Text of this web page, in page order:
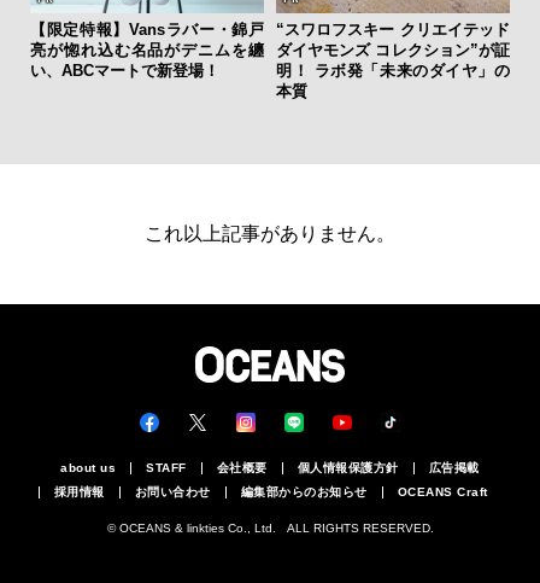
【限定特報】Vansラバー・錦戸
亮が惚れ込む名品がデニムを纏
い、ABCマートで新登場！
“スワロフスキー クリエイテッド
ダイヤモンズ コレクション”が証
明！ ラボ発「未来のダイヤ」の
本質
これ以上記事がありません。
about us STAFF 会社概要 個人情報保護方針
広告掲載
採用情報
お問い合わせ 編集部からのお知らせ OCEANS Craft
© OCEANS & linkties Co., Ltd. ALL RIGHTS RESERVED.